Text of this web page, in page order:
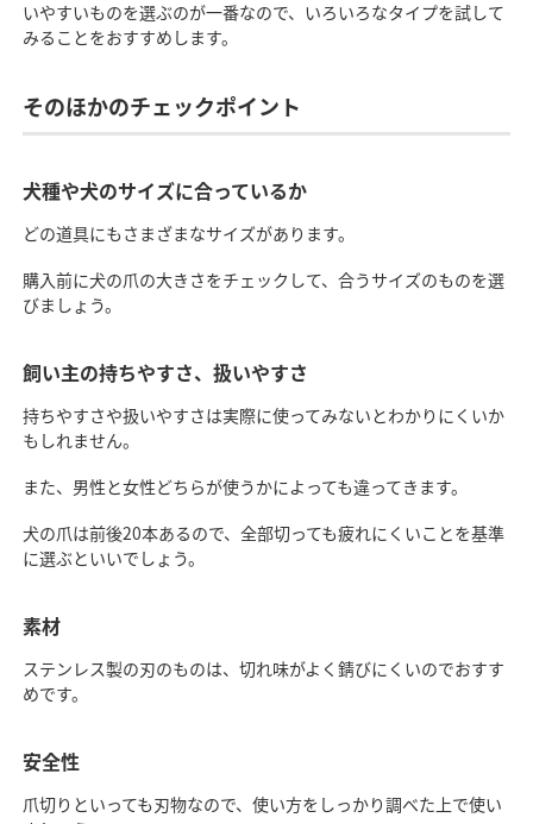
いやすいものを選ぶのが一番なので、いろいろなタイプを試して
みることをおすすめします。
そのほかのチェックポイント
犬種や犬のサイズに合っているか
どの道具にもさまざまなサイズがあります。
購入前に犬の爪の大きさをチェックして、合うサイズのものを選
びましょう。
飼い主の持ちやすさ、扱いやすさ
持ちやすさや扱いやすさは実際に使ってみないとわかりにくいか
もしれません。
また、男性と女性どちらが使うかによっても違ってきます。
犬の爪は前後20本あるので、全部切っても疲れにくいことを基準
に選ぶといいでしょう。
素材
ステンレス製の刃のものは、切れ味がよく錆びにくいのでおすす
めです。
安全性
爪切りといっても刃物なので、使い方をしっかり調べた上で使い